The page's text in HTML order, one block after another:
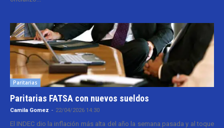
Paritarias
Paritarias FATSA con nuevos sueldos
Camila Gomez - 22/04/2026 14:30
El INDEC dio la inflación más alta del año la semana pasada y al toque